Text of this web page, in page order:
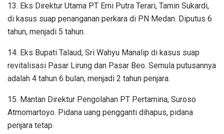
13. Eks Direktur Utama PT Erni Putra Terari, Tamin Sukardi,
di kasus suap penanganan perkara di PN Medan. Diputus 6
tahun, menjadi 5 tahun.
14. Eks Bupati Talaud, Sri Wahyu Manalip di kasus suap
revitalisasi Pasar Lirung dan Pasar Beo. Semula putusannya
adalah 4 tahun 6 bulan, menjadi 2 tahun penjara.
15. Mantan Direktur Pengolahan PT Pertamina, Suroso
Atmomartoyo. Pidana uang pengganti dihapus, pidana
penjara tetap.